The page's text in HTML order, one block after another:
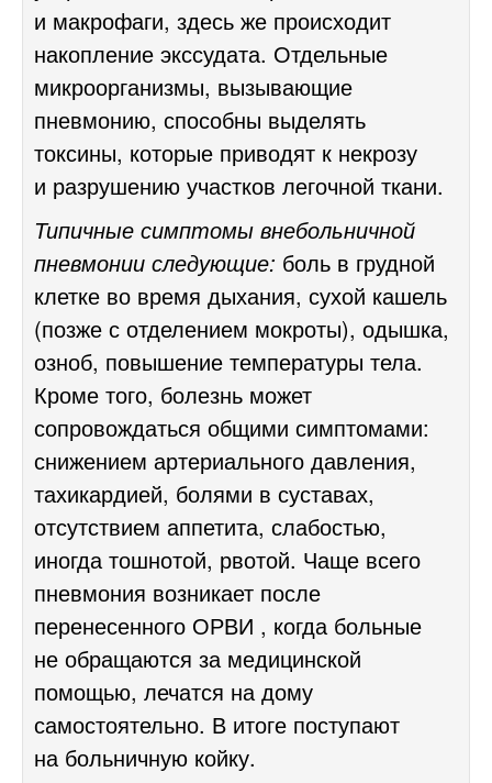
и макрофаги, здесь же происходит
накопление экссудата. Отдельные
микроорганизмы, вызывающие
пневмонию, способны выделять
токсины, которые приводят к некрозу
и разрушению участков легочной ткани.
Типичные симптомы внебольничной
пневмонии следующие: боль в грудной
клетке во время дыхания, сухой кашель
(позже с отделением мокроты), одышка,
озноб, повышение температуры тела.
Кроме того, болезнь может
сопровождаться общими симптомами:
снижением артериального давления,
тахикардией, болями в суставах,
отсутствием аппетита, слабостью,
иногда тошнотой, рвотой. Чаще всего
пневмония возникает после
перенесенного ОРВИ , когда больные
не обращаются за медицинской
помощью, лечатся на дому
самостоятельно. В итоге поступают
на больничную койку.